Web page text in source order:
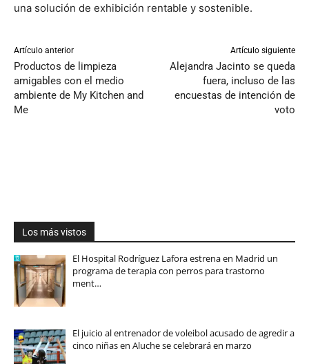
una solución de exhibición rentable y sostenible.
Artículo anterior
Productos de limpieza
amigables con el medio
ambiente de My Kitchen and
Me
Artículo siguiente
Alejandra Jacinto se queda
fuera, incluso de las
encuestas de intención de
voto
Los más vistos
El Hospital Rodríguez Lafora estrena en Madrid un
programa de terapia con perros para trastorno
ment…
El juicio al entrenador de voleibol acusado de agredir a
cinco niñas en Aluche se celebrará en marzo